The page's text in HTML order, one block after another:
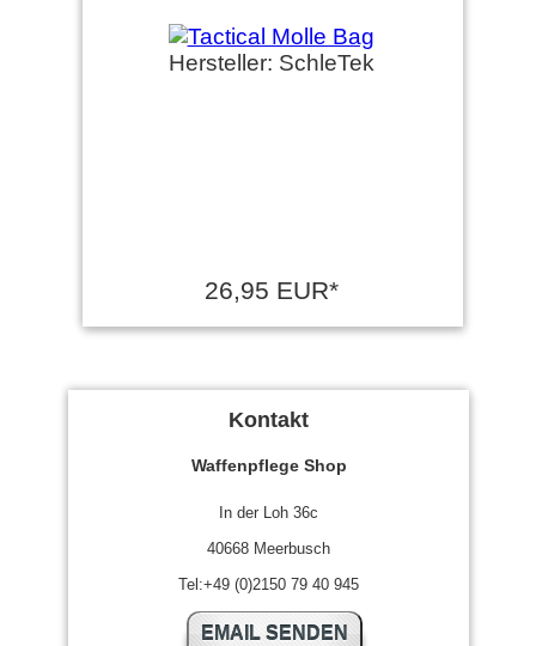
Hersteller: SchleTek
26,95 EUR*
Kontakt
Waffenpflege Shop
In der Loh 36c
40668 Meerbusch
Tel:+49 (0)2150 79 40 945
EMAIL SENDEN